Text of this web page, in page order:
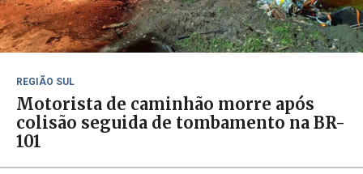
REGIÃO SUL
Motorista de caminhão morre após
colisão seguida de tombamento na BR-
101